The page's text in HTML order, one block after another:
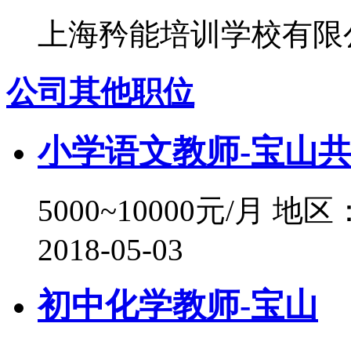
上海矜能培训学校有
公司其他职位
小学语文教师-宝山
5000~10000元/月 地区
2018-05-03
初中化学教师-宝山